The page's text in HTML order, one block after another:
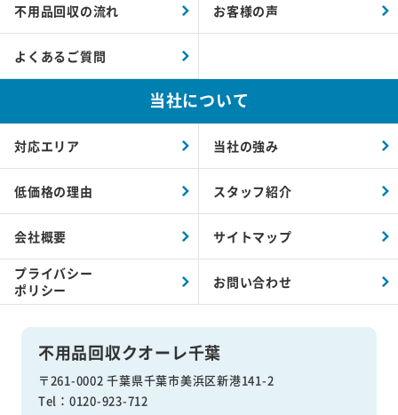
不用品回収クオーレ千葉
〒261-0002 千葉県千葉市美浜区新港141-2
Tel：0120-923-712
不用品回収の流れ お客様の声
よくあるご質問
当社について
対応エリア 当社の強み
低価格の理由 スタッフ紹介
会社概要 サイトマップ
プライバシー
ポリシー
お問い合わせ